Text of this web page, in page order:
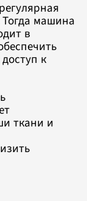
машина
в
к
ткани и